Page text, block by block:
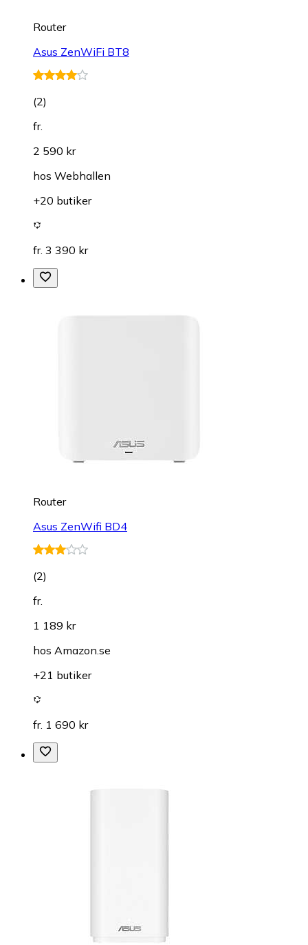
Router
Asus ZenWiFi BT8
(2)
fr.
2 590 kr
hos Webhallen
+20 butiker
fr. 3 390 kr
Router
Asus ZenWifi BD4
(2)
fr.
1 189 kr
hos Amazon.se
+21 butiker
fr. 1 690 kr